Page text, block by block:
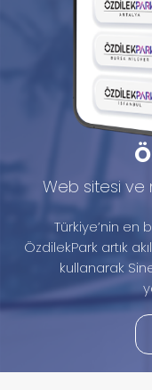
Web sitesi ve
Türkiye’nin en
ÖzdilekPark artık
kullanarak